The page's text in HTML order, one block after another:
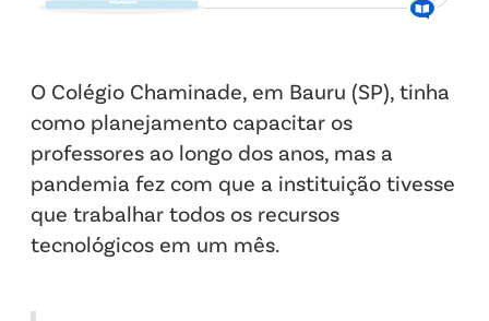
O Colégio Chaminade, em Bauru (SP), tinha
como planejamento capacitar os
professores ao longo dos anos, mas a
pandemia fez com que a instituição tivesse
que trabalhar todos os recursos
tecnológicos em um mês.